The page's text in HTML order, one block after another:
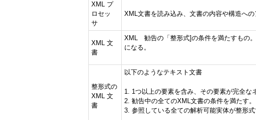
XML プ
ロセッ
サ
XML文書を読み込み、文書の内容や構造へ
XML 文
書
XML 勧告の「整形式]の条件を満たすもの
になる。
整形式の
XML 文
書
以下のようなテキスト文書
1. 1つ以上の要素を含み、その要素が完全な
2. 勧告中の全てのXML文書の条件を満たす。
3. 参照している全ての解析可能実体が整形式